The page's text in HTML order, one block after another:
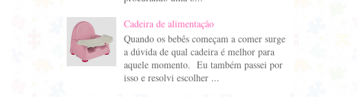
Cadeira de alimentação
Quando os bebês começam a comer surge
a dúvida de qual cadeira é melhor para
aquele momento. Eu também passei por
isso e resolvi escolher ...